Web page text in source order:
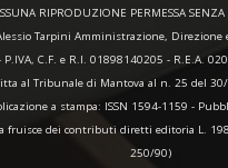
RIPRODUZIONE PERMESSA
Tarpini Amministrazione, Direzione
P.IVA, C.F. e R.I. 01898140205 - R.E.A.
al Tribunale di Mantova al n. 25 del
a stampa: ISSN 1594-1159 -
fruisce dei contributi diretti editoria L.
250/90)